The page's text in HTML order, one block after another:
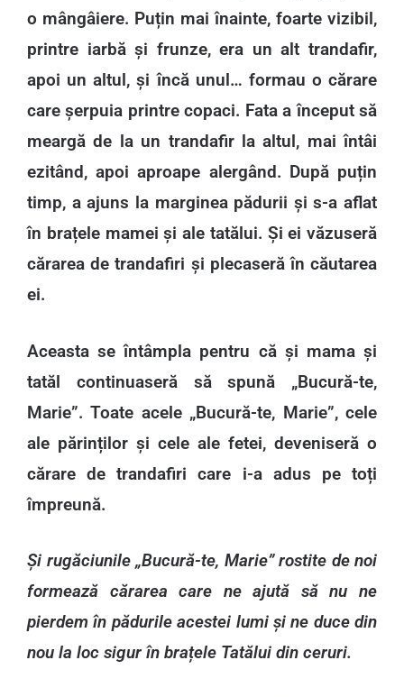
o mângâiere. Puțin mai înainte, foarte vizibil,
printre iarbă și frunze, era un alt trandafir,
apoi un altul, și încă unul… formau o cărare
care șerpuia printre copaci. Fata a început să
meargă de la un trandafir la altul, mai întâi
ezitând, apoi aproape alergând. După puțin
timp, a ajuns la marginea pădurii și s-a aflat
în brațele mamei și ale tatălui. Și ei văzuseră
cărarea de trandafiri și plecaseră în căutarea
ei.
Aceasta se întâmpla pentru că și mama și
tatăl continuaseră să spună „Bucură-te,
Marie”. Toate acele „Bucură-te, Marie”, cele
ale părinților și cele ale fetei, deveniseră o
cărare de trandafiri care i-a adus pe toți
împreună.
Și rugăciunile „Bucură-te, Marie” rostite de noi
formează cărarea care ne ajută să nu ne
pierdem în pădurile acestei lumi și ne duce din
nou la loc sigur în brațele Tatălui din ceruri.